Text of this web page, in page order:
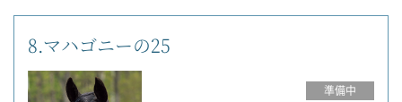
8.マハゴニーの25
準備中